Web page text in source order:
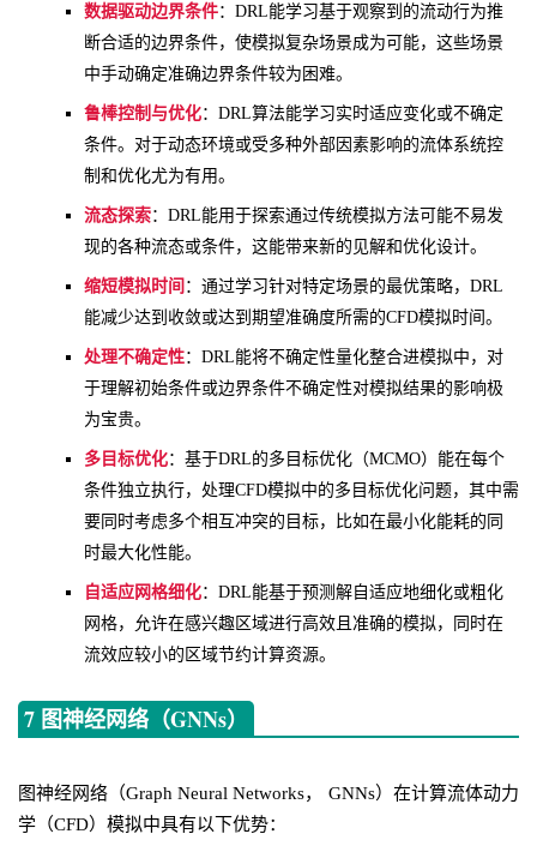
数据驱动边界条件：DRL能学习基于观察到的流动行为推
断合适的边界条件，使模拟复杂场景成为可能，这些场景
中手动确定准确边界条件较为困难。
鲁棒控制与优化：DRL算法能学习实时适应变化或不确定
条件。对于动态环境或受多种外部因素影响的流体系统控
制和优化尤为有用。
流态探索：DRL能用于探索通过传统模拟方法可能不易发
现的各种流态或条件，这能带来新的见解和优化设计。
缩短模拟时间 ：通过学习针对特定场景的最优策略，DRL
能减少达到收敛或达到期望准确度所需的CFD模拟时间。
处理不确定性：DRL能将不确定性量化整合进模拟中，对
于理解初始条件或边界条件不确定性对模拟结果的影响极
为宝贵。
多目标优化：基于DRL的多目标优化（MCMO）能在每个
条件独立执行，处理CFD模拟中的多目标优化问题，其中需
要同时考虑多个相互冲突的目标，比如在最小化能耗的同
时最大化性能。
自适应网格细化：DRL能基于预测解自适应地细化或粗化
网格，允许在感兴趣区域进行高效且准确的模拟，同时在
流效应较小的区域节约计算资源。
7 图神经网络（GNNs）
图神经网络（Graph Neural Networks， GNNs）在计算流体动力
学（CFD）模拟中具有以下优势：